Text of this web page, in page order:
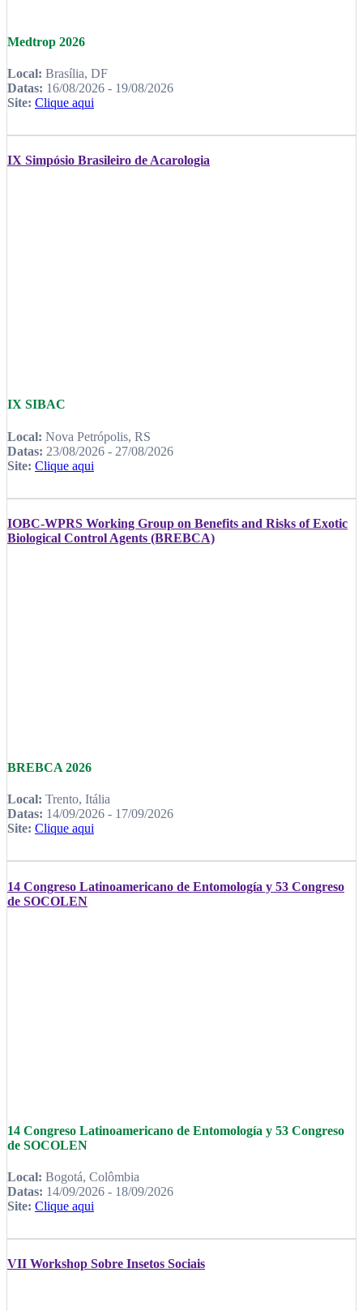
Medtrop 2026
Local: Brasília, DF
Datas: 16/08/2026 - 19/08/2026
Site: Clique aqui
IX Simpósio Brasileiro de Acarologia
IX SIBAC
Local: Nova Petrópolis, RS
Datas: 23/08/2026 - 27/08/2026
Site: Clique aqui
IOBC-WPRS Working Group on Benefits and Risks of Exotic
Biological Control Agents (BREBCA)
BREBCA 2026
Local: Trento, Itália
Datas: 14/09/2026 - 17/09/2026
Site: Clique aqui
14 Congreso Latinoamericano de Entomología y 53 Congreso
de SOCOLEN
14 Congreso Latinoamericano de Entomología y 53 Congreso
de SOCOLEN
Local: Bogotá, Colômbia
Datas: 14/09/2026 - 18/09/2026
Site: Clique aqui
VII Workshop Sobre Insetos Sociais